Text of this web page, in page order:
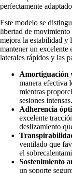
perfectamente
Este modelo se
libertad de
mejora la estabilidad y
mantener un
laterales rápidos y las
Amortiguación
manera efectiva
mientras
sesiones intensas.
Adherencia
excelente
deslizamiento
ventilado que
el
Sostenimiento
un soporte